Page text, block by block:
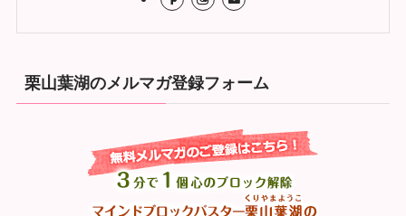
栗山葉湖のメルマガ登録フォーム